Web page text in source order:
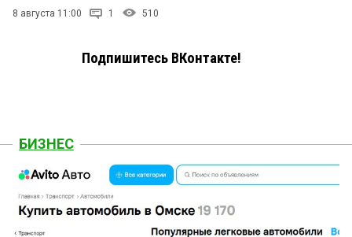
8 августа 11:00 1 510
Подпишитесь ВКонтакте!
БИЗНЕС